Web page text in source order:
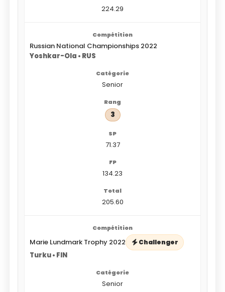
224.29
Russian National Championships 2022
Yoshkar-Ola • RUS
Senior
3
71.37
134.23
205.60
Marie Lundmark Trophy 2022 Challenger
Turku • FIN
Senior